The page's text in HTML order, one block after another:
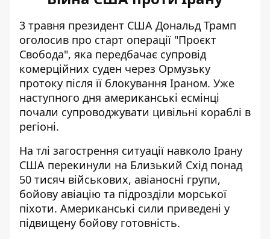
3 травня президент США Дональд Трамп
оголосив про старт операції "Проєкт
Свобода", яка передбачає супровід
комерційних суден через Ормузьку
протоку після її блокування Іраном. Уже
наступного дня американські есмінці
почали супроводжувати цивільні кораблі в
регіоні.
На тлі загострення ситуації навколо Ірану
США перекинули на Близький Схід понад
50 тисяч військових, авіаносні групи,
бойову авіацію та підрозділи морської
піхоти. Американські сили приведені у
підвищену бойову готовність.